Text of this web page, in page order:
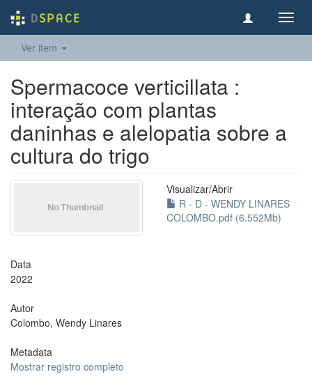
Ver item
Spermacoce verticillata :
interação com plantas
daninhas e alelopatia sobre a
cultura do trigo
Visualizar/Abrir
R - D - WENDY LINARES
COLOMBO.pdf (6.552Mb)
Data
2022
Autor
Colombo, Wendy Linares
Metadata
Mostrar registro completo